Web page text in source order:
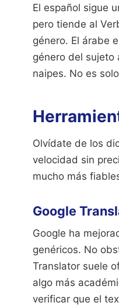
El español sigue
pero tiende al
género. El árabe
género del sujeto
naipes. No es
Olvídate de los
velocidad sin
mucho más
Google
Google ha
genéricos. No
Translator suele
algo más
verificar que el